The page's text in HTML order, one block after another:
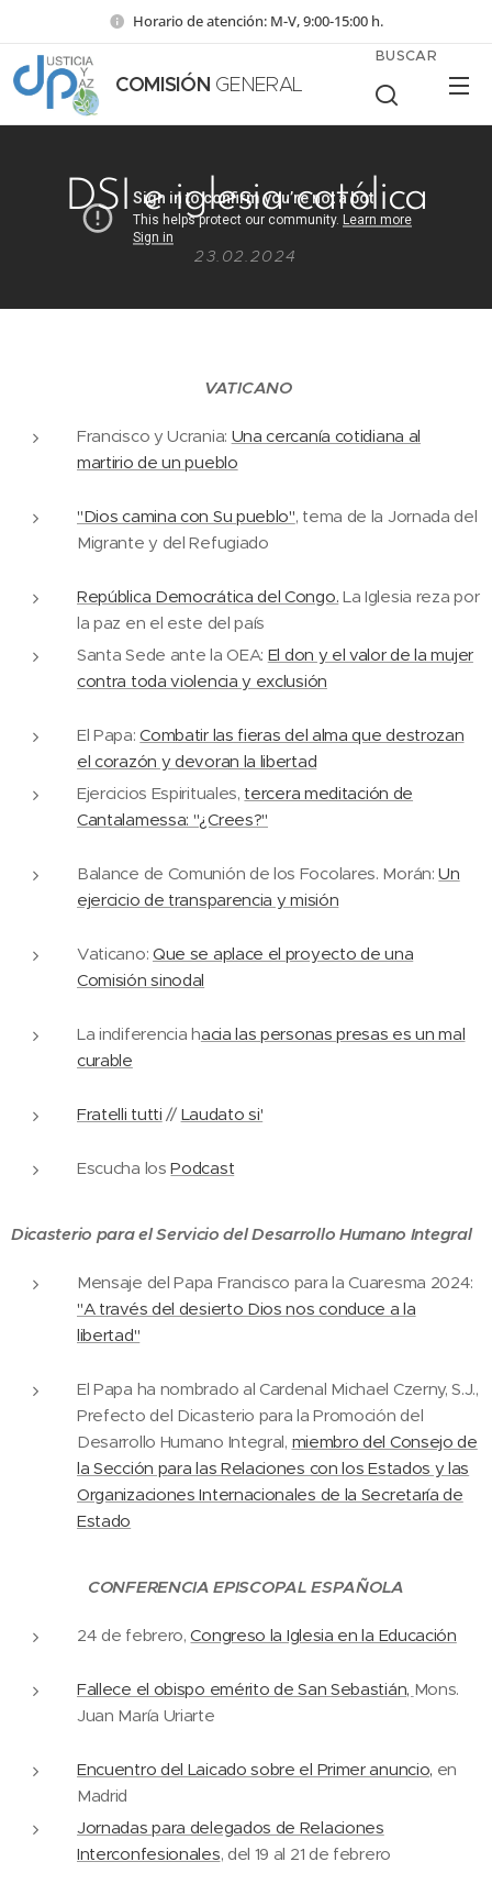
Horario de atención: M-V, 9:00-15:00 h.
COMISIÓN GENERAL
BUSCAR
DSI e iglesia católica
23.02.2024
VATICANO
Francisco y Ucrania: Una cercanía cotidiana al
martirio de un pueblo
"Dios camina con Su pueblo", tema de la Jornada del
Migrante y del Refugiado
República Democrática del Congo. La Iglesia reza por
la paz en el este del país
Santa Sede ante la OEA: El don y el valor de la mujer
contra toda violencia y exclusión
El Papa:Combatir las fieras del alma que destrozan
el corazón y devoran la libertad
Ejercicios Espirituales, tercera meditación de
Cantalamessa: "¿Crees?"
Balance de Comunión de los Focolares. Morán:Un
ejercicio de transparencia y misión
Vaticano: Que se aplace el proyecto de una
Comisión sinodal
La indiferencia hacia las personas presas es un mal
curable
Fratelli tutti // Laudato si'
Escucha losPodcast
Dicasterio para el Servicio del Desarrollo Humano Integral
Mensaje del Papa Francisco para la Cuaresma 2024:
"A través del desierto Dios nos conduce a la
libertad"
El Papa ha nombrado al Cardenal Michael Czerny, S.J.,
Prefecto del Dicasterio para la Promoción del
Desarrollo Humano Integral, miembro del Consejo de
la Sección para las Relaciones con los Estados y las
Organizaciones Internacionales de la Secretaría de
Estado
CONFERENCIA EPISCOPAL ESPAÑOLA
24 de febrero,Congreso la Iglesia en la Educación
Fallece el obispo emérito de San Sebastián, Mons.
Juan María Uriarte
Encuentro del Laicado sobre el Primer anuncio, en
Madrid
Jornadas para delegados de Relaciones
Interconfesionales, del 19 al 21 de febrero